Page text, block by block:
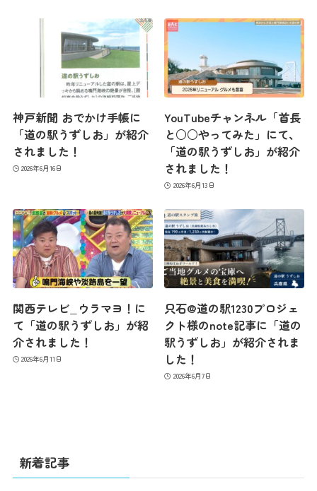
神戸新聞 おでかけ手帳に
「道の駅うずしお」が紹介
されました！
2026年6月16日
YouTubeチャンネル「首長
と○○やってみた」にて、
「道の駅うずしお」が紹介
されました！
2026年6月13日
関西テレビ_ウラマヨ！に
て「道の駅うずしお」が紹
介されました！
2026年6月11日
只石@道の駅1230プロジェ
クト様のnote記事に「道の
駅うずしお」が紹介されま
した！
2026年6月7日
新着記事